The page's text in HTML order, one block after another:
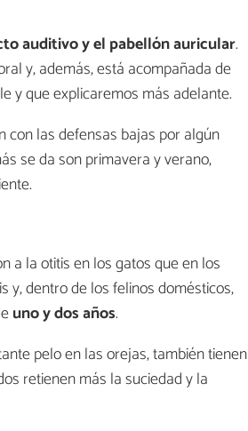
auditivo y el pabellón auricular.
y, además, está acompañada de
y que explicaremos más adelante.
con las defensas bajas por algún
se da son primavera y verano,
a la otitis en los gatos que en los
y, dentro de los felinos domésticos,
uno y dos años.
pelo en las orejas, también tienen
retienen más la suciedad y la